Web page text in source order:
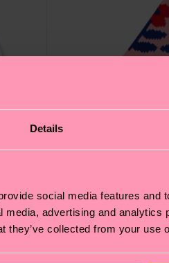
Details
social media features and
advertising and analytics
they’ve collected from your use